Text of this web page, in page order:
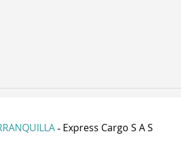
- Express Cargo S A S